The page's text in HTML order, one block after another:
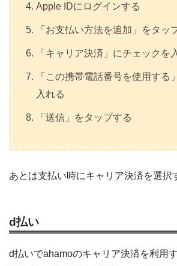
Apple IDにログインする
「お支払い方法を追加」をタッ
「キャリア決済」にチェックを
「この携帯電話番号を使用する
入れる
「送信」をタップする
あとは支払い時にキャリア決済を選択
d払い
d払いでahamoのキャリア決済を利用